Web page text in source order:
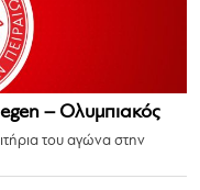
– Ολυμπιακός
του αγώνα στην